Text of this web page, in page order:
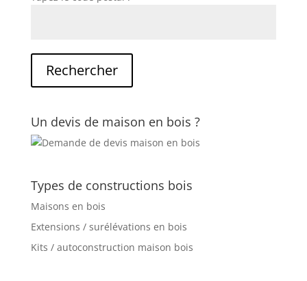
Un devis de maison en bois ?
Types de constructions bois
Maisons en bois
Extensions / surélévations en bois
Kits / autoconstruction maison bois